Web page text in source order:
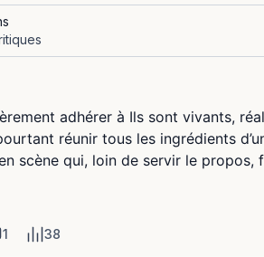
adhérer à Ils sont vivants,
réunir tous les ingrédients
scène qui, loin de servir le propos,
1 38